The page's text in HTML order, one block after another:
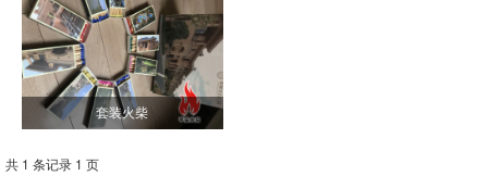
套装火柴
共 1 条记录 1 页